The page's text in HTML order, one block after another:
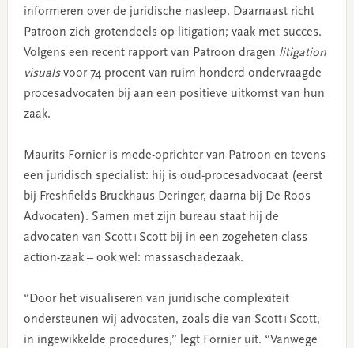
informeren over de juridische nasleep. Daarnaast richt
Patroon zich grotendeels op litigation; vaak met succes.
Volgens een recent rapport van Patroon dragen litigation
visualsvoor 74 procent van ruim honderd ondervraagde
procesadvocaten bij aan een positieve uitkomst van hun
zaak.
Maurits Fornier is mede-oprichter van Patroon en tevens
een juridisch specialist: hij is oud-procesadvocaat (eerst
bij Freshfields Bruckhaus Deringer, daarna bij De Roos
Advocaten). Samen met zijn bureau staat hij de
advocaten van Scott+Scott bij in een zogeheten class
action-zaak – ook wel: massaschadezaak.
“Door het visualiseren van juridische complexiteit
ondersteunen wij advocaten, zoals die van Scott+Scott,
in ingewikkelde procedures,” legt Fornier uit. “Vanwege